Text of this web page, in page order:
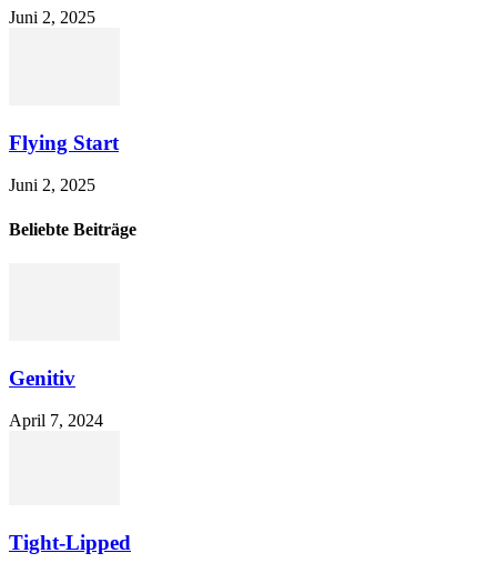
Juni 2, 2025
Flying Start
Juni 2, 2025
Beliebte Beiträge
Genitiv
April 7, 2024
Tight-Lipped